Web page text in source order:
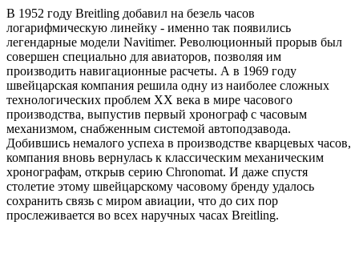
В 1952 году Breitling добавил на безель часов
логарифмическую линейку - именно так появились
легендарные модели Navitimer. Революционный прорыв был
совершен специально для авиаторов, позволяя им
производить навигационные расчеты. А в 1969 году
швейцарская компания решила одну из наиболее сложных
технологических проблем XX века в мире часового
производства, выпустив первый хронограф с часовым
механизмом, снабженным системой автоподзавода.
Добившись немалого успеха в производстве кварцевых часов,
компания вновь вернулась к классическим механическим
хронографам, открыв серию Chronomat. И даже спустя
столетие этому швейцарскому часовому бренду удалось
сохранить связь с миром авиации, что до сих пор
прослеживается во всех наручных часах Breitling.